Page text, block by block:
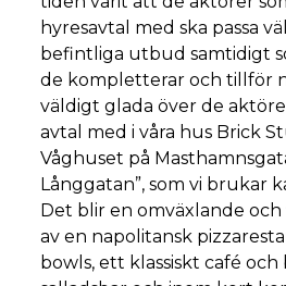
hyresavtal med ska passa
befintliga utbud samtidigt
de kompletterar och tillför
väldigt glada över de
avtal med i våra hus Brick
Våghuset på
Långgatan”, som vi brukar
Det blir en omväxlande
av en napolitansk
bowls, ett klassiskt café